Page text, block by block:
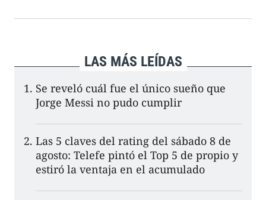
LAS MÁS LEÍDAS
Se reveló cuál fue el único sueño que
Jorge Messi no pudo cumplir
Las 5 claves del rating del sábado 8 de
agosto: Telefe pintó el Top 5 de propio y
estiró la ventaja en el acumulado